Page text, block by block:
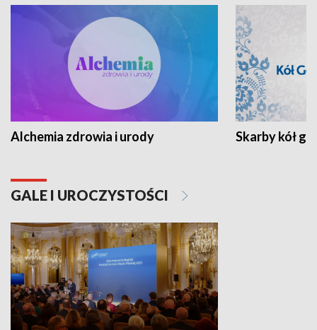
Alchemia zdrowia i urody Skarby kół
GALE I UROCZYSTOŚCI